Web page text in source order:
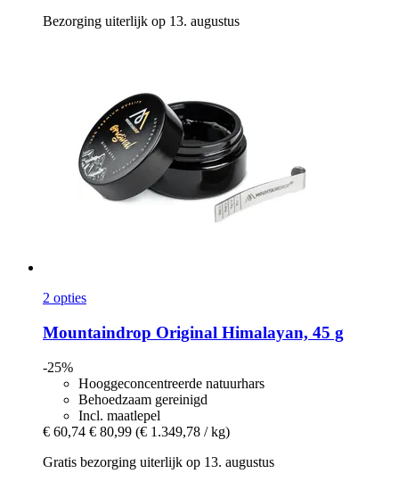
Bezorging uiterlijk op 13. augustus
2 opties
Mountaindrop Original Himalayan, 45 g
-25%
Hooggeconcentreerde natuurhars
Behoedzaam gereinigd
Incl. maatlepel
€ 60,74 € 80,99 (€ 1.349,78 / kg)
Gratis bezorging uiterlijk op 13. augustus